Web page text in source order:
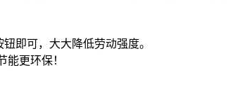
即可，大大降低劳动强度。
更环保！